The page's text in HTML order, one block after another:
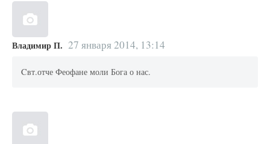
Владимир П. 27 января 2014, 13:14
Cвт.отче Феофане моли Бога о нас.